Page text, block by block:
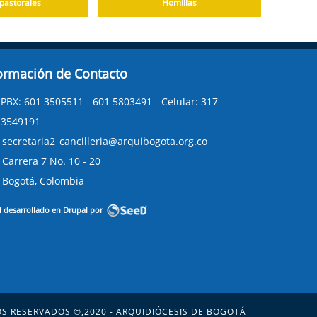
de Contacto
PBX: 601 3505511 - 601 5803491 - Celular: 317
3549191
secretaria2_cancilleria@arquibogota.org.co
Carrera 7 No. 10 - 20
Bogotá, Colombia
desarrollado en Drupal por
RESERVADOS ©,2020 - ARQUIDIÓCESIS DE BOGOTÁ